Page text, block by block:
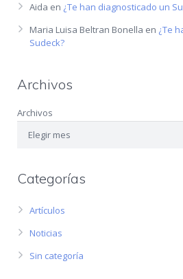
Aida en ¿Te han diagnosticado un
Maria Luisa Beltran Bonella en ¿Te
Sudeck?
Archivos
Archivos
Categorías
Artículos
Noticias
Sin categoría